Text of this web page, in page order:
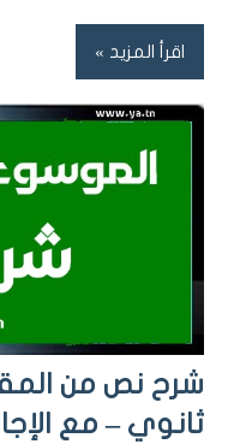
اقرأ المزيد
شرح نص من
ثانوي – مع